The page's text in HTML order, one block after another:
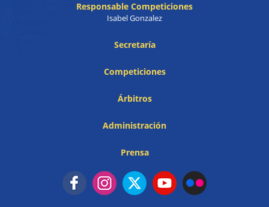
Responsable Competiciones
Isabel Gonzalez
Secretaría
Competiciones
Árbitros
Administración
Prensa